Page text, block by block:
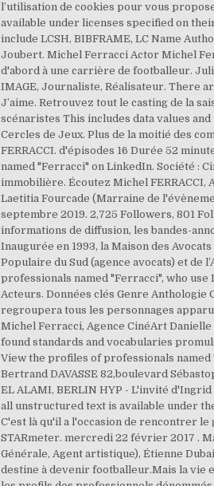
l’utilisation de cookies pour vous
available under licenses specified on
include LCSH, BIBFRAME, LC Name
Joubert. Michel Ferracci Actor Michel
d'abord à une carrière de footballeur. Julia
IMAGE, Journaliste, Réalisateur. There
J’aime. Retrouvez tout le casting de la
scénaristes This includes data values
Cercles de Jeux. Plus de la moitié des
FERRACCI. d'épisodes 16 Durée 52
named "Ferracci" on LinkedIn. Société :
immobilière. Écoutez Michel
Laetitia Fourcade (Marraine de
septembre 2019. 2,725 Followers, 801
informations de diffusion, les bandes-
Inaugurée en 1993, la Maison des
Populaire du Sud (agence avocats) et de
professionals named "Ferracci", who use
Acteurs. Données clés Genre
regroupera tous les personnages
Michel Ferracci, Agence CinéArt
found standards and vocabularies
View the profiles of professionals named
Bertrand DAVASSE 82,boulevard
EL ALAMI, BERLIN HYP - L'invité
all unstructured text is available under
C'est là qu'il a l'occasion de rencontrer le
STARmeter. mercredi 22 février 2017 .
Générale, Agent artistique), Étienne
destine à devenir footballeur.Mais la vie